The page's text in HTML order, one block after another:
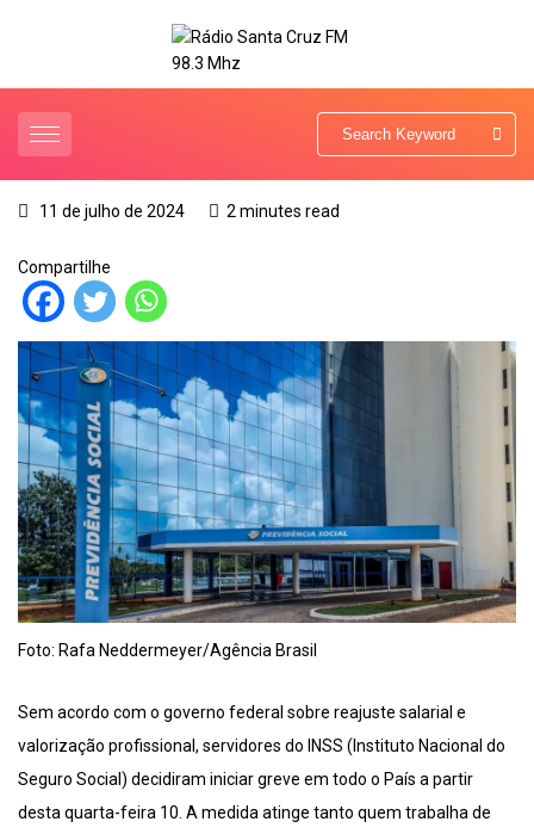
11 de julho de 2024 2 minutes read
Compartilhe
Foto: Rafa Neddermeyer/Agência Brasil
Sem acordo com o governo federal sobre reajuste salarial e
valorização profissional, servidores do INSS (Instituto Nacional do
Seguro Social) decidiram iniciar greve em todo o País a partir
desta quarta-feira 10. A medida atinge tanto quem trabalha de